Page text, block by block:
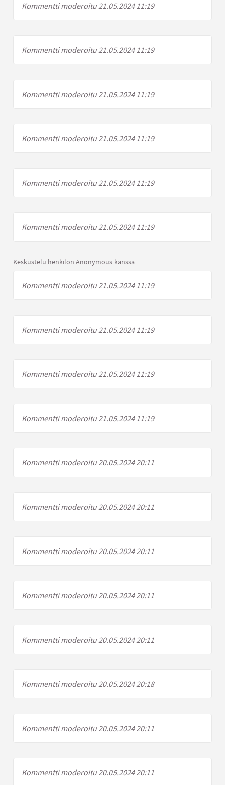
Kommentti moderoitu 21.05.2024 11:19
Kommentti moderoitu 21.05.2024 11:19
Kommentti moderoitu 21.05.2024 11:19
Kommentti moderoitu 21.05.2024 11:19
Kommentti moderoitu 21.05.2024 11:19
Kommentti moderoitu 21.05.2024 11:19
Keskustelu henkilön Anonymous kanssa
Kommentti moderoitu 21.05.2024 11:19
Kommentti moderoitu 21.05.2024 11:19
Kommentti moderoitu 21.05.2024 11:19
Kommentti moderoitu 21.05.2024 11:19
Kommentti moderoitu 20.05.2024 20:11
Kommentti moderoitu 20.05.2024 20:11
Kommentti moderoitu 20.05.2024 20:11
Kommentti moderoitu 20.05.2024 20:11
Kommentti moderoitu 20.05.2024 20:11
Kommentti moderoitu 20.05.2024 20:18
Kommentti moderoitu 20.05.2024 20:11
Kommentti moderoitu 20.05.2024 20:11